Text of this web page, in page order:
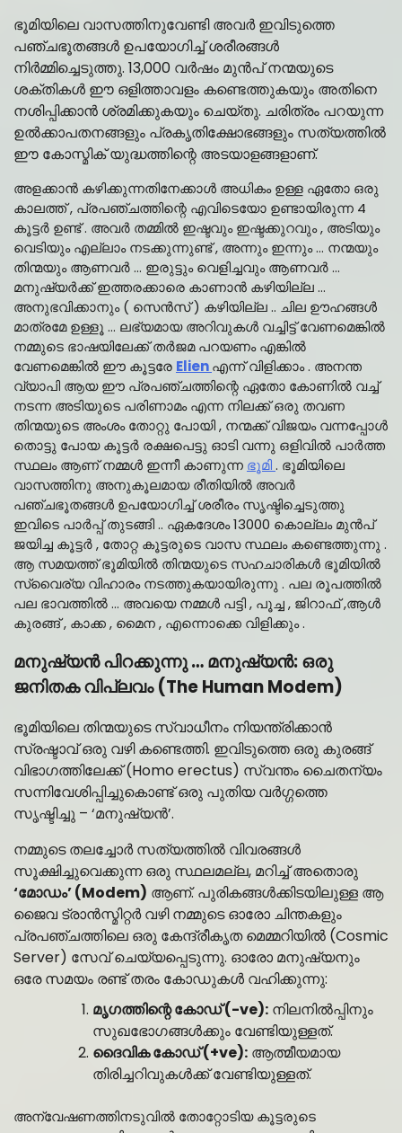
ഭൂമിയിലെ വാസത്തിനുവേണ്ടി അവർ ഇവിടുത്തെ
പഞ്ചഭൂതങ്ങൾ ഉപയോഗിച്ച് ശരീരങ്ങൾ
നിർമ്മിച്ചെടുത്തു. 13,000 വർഷം മുൻപ് നന്മയുടെ
ശക്തികൾ ഈ ഒളിത്താവളം കണ്ടെത്തുകയും അതിനെ
നശിപ്പിക്കാൻ ശ്രമിക്കുകയും ചെയ്തു. ചരിത്രം പറയുന്ന
ഉൽക്കാപതനങ്ങളും പ്രകൃതിക്ഷോഭങ്ങളും സത്യത്തിൽ
ഈ കോസ്മിക് യുദ്ധത്തിന്റെ അടയാളങ്ങളാണ്.
അളക്കാൻ കഴിക്കുന്നതിനേക്കാൾ അധികം ഉള്ള ഏതോ ഒരു
കാലത്ത് , പ്രപഞ്ചത്തിന്റെ എവിടെയോ ഉണ്ടായിരുന്ന 4
കൂട്ടർ ഉണ്ട് . അവർ തമ്മിൽ ഇഷ്ടവും ഇഷ്ടക്കുറവും , അടിയും
വെടിയും എല്ലാം നടക്കുന്നുണ്ട് , അന്നും ഇന്നും … നന്മയും
തിന്മയും ആണവർ … ഇരുട്ടും വെളിച്ചവും ആണവർ …
മനുഷ്യർക്ക് ഇത്തരക്കാരെ കാണാൻ കഴിയില്ല …
അനുഭവിക്കാനും ( സെൻസ് ) കഴിയില്ല .. ചില ഊഹങ്ങൾ
മാത്രമേ ഉള്ളൂ … ലഭ്യമായ അറിവുകൾ വച്ചിട്ട് വേണമെങ്കിൽ
നമ്മുടെ ഭാഷയിലേക്ക് തർജമ പറയണം എങ്കിൽ
വേണമെങ്കിൽ ഈ കൂട്ടരേ Elienഎന്ന് വിളിക്കാം . അനന്ത
വ്യാപി ആയ ഈ പ്രപഞ്ചത്തിന്റെ ഏതോ കോണിൽ വച്ച്
നടന്ന അടിയുടെ പരിണാമം എന്ന നിലക്ക് ഒരു തവണ
തിന്മയുടെ അംശം തോറ്റു പോയി , നന്മക്ക് വിജയം വന്നപ്പോൾ
തൊട്ടു പോയ കൂട്ടർ രക്ഷപെട്ടു ഓടി വന്നു ഒളിവിൽ പാർത്ത
സ്ഥലം ആണ് നമ്മൾ ഇന്നീ കാണുന്ന ഭൂമി. ഭൂമിയിലെ
വാസത്തിനു അനുകൂലമായ രീതിയിൽ അവർ
പഞ്ചഭൂതങ്ങൾ ഉപയോഗിച്ച് ശരീരം സൃഷ്ടിച്ചെടുത്തു
ഇവിടെ പാർപ്പ് തുടങ്ങി .. ഏകദേശം 13000 കൊല്ലം മുൻപ്
ജയിച്ച കൂട്ടർ , തോറ്റ കൂട്ടരുടെ വാസ സ്ഥലം കണ്ടെത്തുന്നു .
ആ സമയത്ത് ഭൂമിയിൽ തിന്മയുടെ സഹചാരികൾ ഭൂമിയിൽ
സ്വൈര്യ വിഹാരം നടത്തുകയായിരുന്നു . പല രൂപത്തിൽ
പല ഭാവത്തിൽ … അവയെ നമ്മൾ പട്ടി , പൂച്ച , ജിറാഫ് ,ആൾ
കുരങ്ങ് , കാക്ക , മൈന , എന്നൊക്കെ വിളിക്കും .
മനുഷ്യൻ പിറക്കുന്നു … മനുഷ്യൻ: ഒരു
ജനിതക വിപ്ലവം (The Human Modem)
ഭൂമിയിലെ തിന്മയുടെ സ്വാധീനം നിയന്ത്രിക്കാൻ
സ്രഷ്ടാവ് ഒരു വഴി കണ്ടെത്തി. ഇവിടുത്തെ ഒരു കുരങ്ങ്
വിഭാഗത്തിലേക്ക് (Homo erectus) സ്വന്തം ചൈതന്യം
സന്നിവേശിപ്പിച്ചുകൊണ്ട് ഒരു പുതിയ വർഗ്ഗത്തെ
സൃഷ്ടിച്ചു – ‘മനുഷ്യൻ’.
നമ്മുടെ തലച്ചോർ സത്യത്തിൽ വിവരങ്ങൾ
സൂക്ഷിച്ചുവെക്കുന്ന ഒരു സ്ഥലമല്ല, മറിച്ച് അതൊരു
‘മോഡം’ (Modem) ആണ്. പുരികങ്ങൾക്കിടയിലുള്ള ആ
ജൈവ ട്രാൻസ്മിറ്റർ വഴി നമ്മുടെ ഓരോ ചിന്തകളും
പ്രപഞ്ചത്തിലെ ഒരു കേന്ദ്രീകൃത മെമ്മറിയിൽ (Cosmic
Server) സേവ് ചെയ്യപ്പെടുന്നു. ഓരോ മനുഷ്യനും
ഒരേ സമയം രണ്ട് തരം കോഡുകൾ വഹിക്കുന്നു:
മൃഗത്തിന്റെ കോഡ് (-ve): നിലനിൽപ്പിനും
സുഖഭോഗങ്ങൾക്കും വേണ്ടിയുള്ളത്.
ദൈവിക കോഡ് (+ve): ആത്മീയമായ
തിരിച്ചറിവുകൾക്ക് വേണ്ടിയുള്ളത്.
അന്വേഷണത്തിനടുവിൽ തോറ്റോടിയ കൂട്ടരുടെ